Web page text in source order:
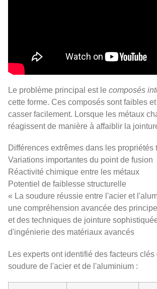
Le problème principal est le composés
cette forme. Ces composés sont faibles
casser facilement. Lorsque les métaux
réagissent de manière à affaiblir la
Différences extrêmes dans les propriétés
Variations importantes du point de fusion
Réactivité chimique entre les métaux
Potentiel de faiblesse structurelle
« La soudure réussie entre l'acier et
une compréhension avancée des
et des techniques de jointure
d'ingénierie des matériaux avancés
Les experts ont identifié des facteurs clés
soudure de l'acier et de l'aluminium :